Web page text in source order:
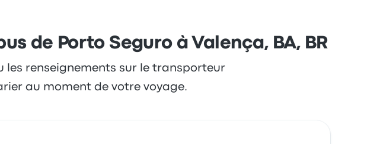
de Porto Seguro à Valença, BA, BR
les renseignements sur le transporteur
au moment de votre voyage.